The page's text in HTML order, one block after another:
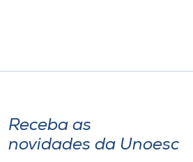
A+
Receba as
novidades da Unoesc